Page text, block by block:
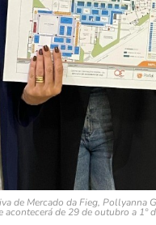
de Mercado da Fieg, Pollyanna
acontecerá de 29 de outubro a